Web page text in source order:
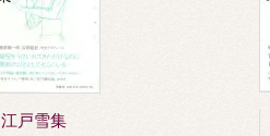
江戸雪集